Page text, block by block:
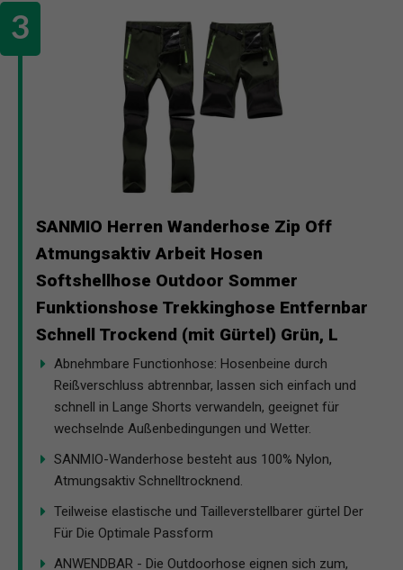
SANMIO Herren Wanderhose Zip Off
Atmungsaktiv Arbeit Hosen
Softshellhose Outdoor Sommer
Funktionshose Trekkinghose Entfernbar
Schnell Trockend (mit Gürtel) Grün, L
Abnehmbare Functionhose: Hosenbeine durch
Reißverschluss abtrennbar, lassen sich einfach und
schnell in Lange Shorts verwandeln, geeignet für
wechselnde Außenbedingungen und Wetter.
SANMIO-Wanderhose besteht aus 100% Nylon,
Atmungsaktiv Schnelltrocknend.
Teilweise elastische und Tailleverstellbarer gürtel Der
Für Die Optimale Passform
ANWENDBAR - Die Outdoorhose eignen sich zum,